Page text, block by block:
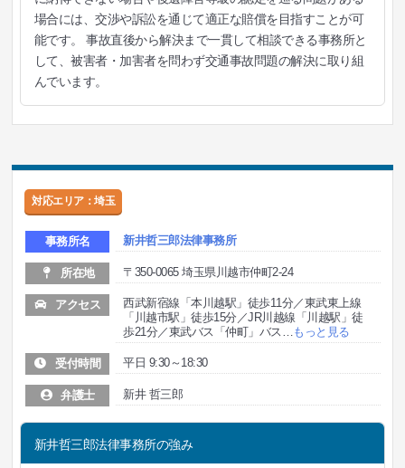
場合には、交渉や訴訟を通じて適正な賠償を目指すことが可
能です。 事故直後から解決まで一貫して相談できる事務所と
して、被害者・加害者を問わず交通事故問題の解決に取り組
んでいます。
対応エリア：埼玉
事務所名 新井哲三郎法律事務所
所在地 〒350-0065 埼玉県川越市仲町2-24
アクセス
西武新宿線「本川越駅」徒歩11分／東武東上線
「川越市駅」徒歩15分／JR川越線「川越駅」徒
歩21分／東武バス「仲町」バス…もっと見る
受付時間 平日 9:30～18:30
弁護士 新井 哲三郎
新井哲三郎法律事務所の強み